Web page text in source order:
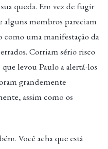
queda. Em vez de fugir
alguns membros pareciam
como uma manifestação da
Corriam sério risco
que levou Paulo a alertá-los
grandemente
assim como os
Você acha que está